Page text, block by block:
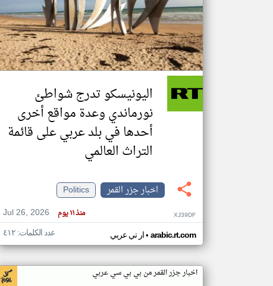
اليونيسكو تدرج شواطئ
نورماندي وعدة مواقع أخرى
أحدها في بلد عربي على قائمة
التراث العالمي
اخبار جزر القمر
Politics
Jul 26, 2026
منذ ١١ يوم XJ39DF
ار تي عربي• arabic.rt.com عدد الكلمات: ٤١٢
اخبار جزر القمر من بي بي سي عربي